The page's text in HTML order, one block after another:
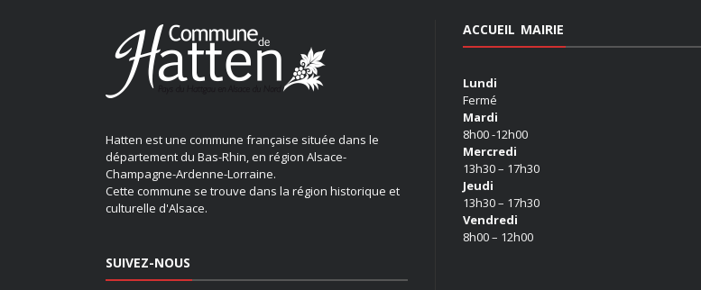
Hatten est une commune française située dans le
département du Bas-Rhin, en région Alsace-
Champagne-Ardenne-Lorraine.
Cette commune se trouve dans la région historique et
culturelle d'Alsace.
SUIVEZ-NOUS
ACCUEIL MAIRIE
Lundi
Fermé
Mardi
8h00 -12h00
Mercredi
13h30 – 17h30
Jeudi
13h30 – 17h30
Vendredi
8h00 – 12h00